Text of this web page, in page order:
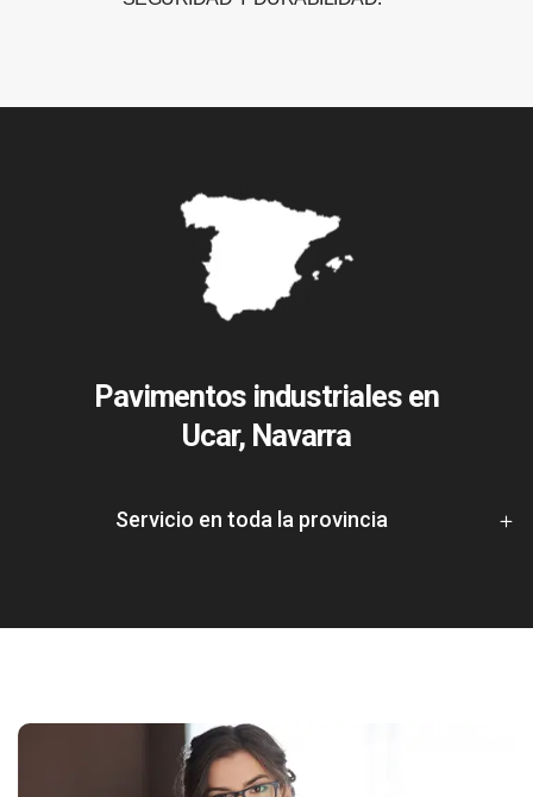
Pavimentos industriales en
Ucar, Navarra
Servicio en toda la provincia